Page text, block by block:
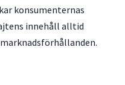
konsumenternas
innehåll alltid